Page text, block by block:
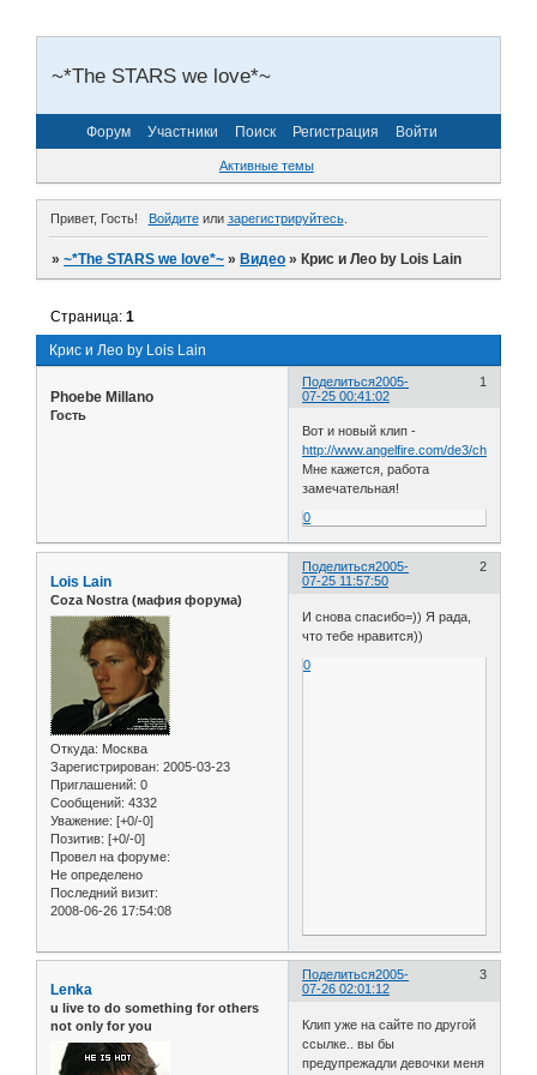
~*The STARS we love*~
Форум Участники Поиск Регистрация Войти
Активные темы
Привет, Гость! Войдитеили зарегистрируйтесь.
»~*The STARS we love*~ »Видео »Крис и Лео by Lois Lain
Крис и Лео by Lois Lain
Страница:1
Поделиться 1
2005-
07-25 00:41:02
Phoebe Millano
Гость
Вот и новый клип -
http://www.angelfire.com/de3/
Мне кажется, работа
замечательная!
0
Поделиться 2
2005-
07-25 11:57:50
Lois Lain
Coza Nostra (мафия форума)
Откуда: Москва
Зарегистрирован: 2005-03-23
Приглашений: 0
Сообщений: 4332
Уважение: [+0/-0]
Позитив: [+0/-0]
Провел на форуме:
Не определено
Последний визит:
2008-06-26 17:54:08
И снова спасибо=)) Я рада,
что тебе нравится))
0
Поделиться 3
2005-
07-26 02:01:12
Lenka
u live to do something for others
not only for you
Клип уже на сайте по другой
ссылке.. вы бы
предупрежадли девочки меня